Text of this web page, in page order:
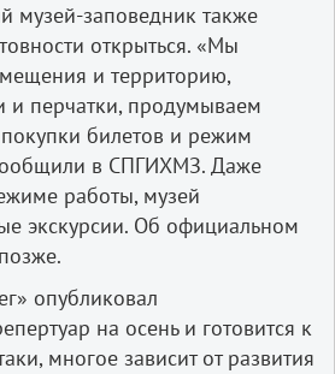
музей-заповедник также
открыться. «Мы
и территорию,
и перчатки, продумываем
билетов и режим
в СПГИХМЗ. Даже
работы, музей
экскурсии. Об официальном
опубликовал
на осень и готовится к
многое зависит от развития